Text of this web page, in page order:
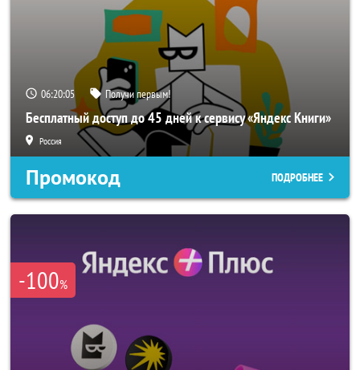
06:20:05 Получи первым!
Бесплатный доступ до 45 дней к сервису «Яндекс Книги»
Россия
Промокод ПОДРОБНЕЕ
-100%